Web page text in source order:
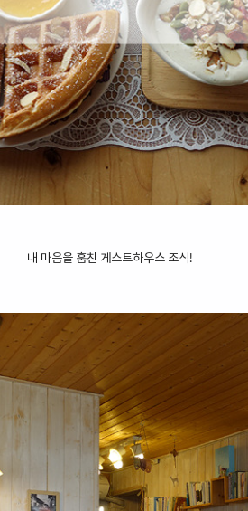
내 마음을 훔친 게스트하우스 조식!